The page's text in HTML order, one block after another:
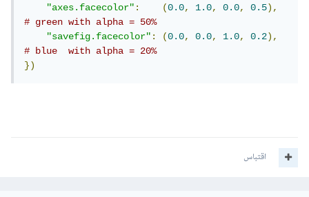
"axes.facecolor": (0.0, 1.0, 0.0, 0.5),
# green with alpha = 50%
"savefig.facecolor": (0.0, 0.0, 1.0, 0.2),
# blue  with alpha = 20%
})
اقتباس